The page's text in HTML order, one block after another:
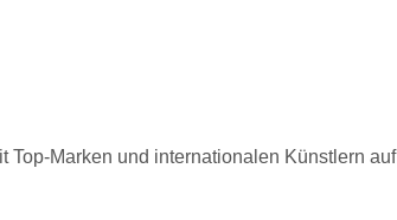
Top-Marken und internationalen Künstlern